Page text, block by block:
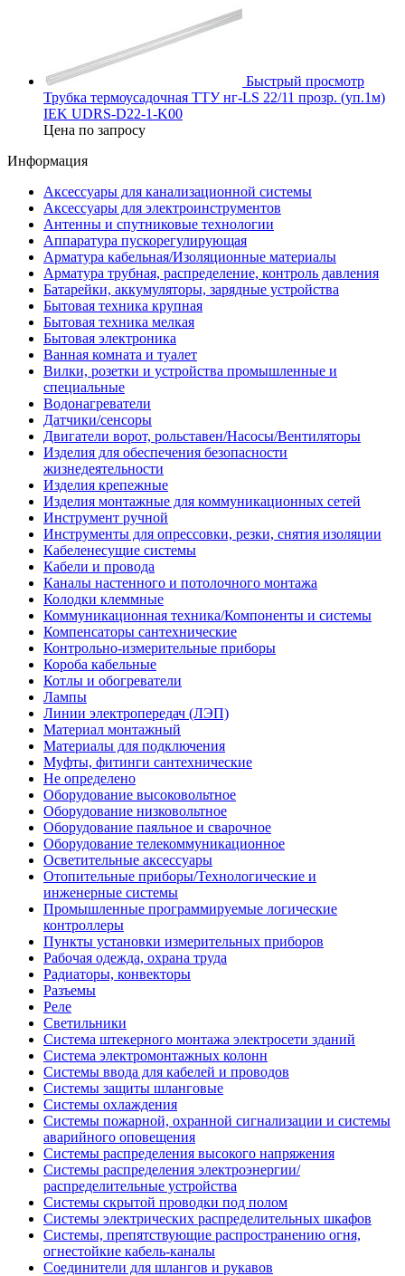
Быстрый просмотр
Трубка термоусадочная ТТУ нг-LS 22/11 прозр. (уп.1м)
IEK UDRS-D22-1-K00
Цена по запросу
Информация
Аксессуары для канализационной системы
Аксессуары для электроинструментов
Антенны и спутниковые технологии
Аппаратура пускорегулирующая
Арматура кабельная/Изоляционные материалы
Арматура трубная, распределение, контроль давления
Батарейки, аккумуляторы, зарядные устройства
Бытовая техника крупная
Бытовая техника мелкая
Бытовая электроника
Ванная комната и туалет
Вилки, розетки и устройства промышленные и
специальные
Водонагреватели
Датчики/сенсоры
Двигатели ворот, рольставен/Насосы/Вентиляторы
Изделия для обеспечения безопасности
жизнедеятельности
Изделия крепежные
Изделия монтажные для коммуникационных сетей
Инструмент ручной
Инструменты для опрессовки, резки, снятия изоляции
Кабеленесущие системы
Кабели и провода
Каналы настенного и потолочного монтажа
Колодки клеммные
Коммуникационная техника/Компоненты и системы
Компенсаторы сантехнические
Контрольно-измерительные приборы
Короба кабельные
Котлы и обогреватели
Лампы
Линии электропередач (ЛЭП)
Материал монтажный
Материалы для подключения
Муфты, фитинги сантехнические
Не определено
Оборудование высоковольтное
Оборудование низковольтное
Оборудование паяльное и сварочное
Оборудование телекоммуникационное
Осветительные аксессуары
Отопительные приборы/Технологические и
инженерные системы
Промышленные программируемые логические
контроллеры
Пункты установки измерительных приборов
Рабочая одежда, охрана труда
Радиаторы, конвекторы
Разъемы
Реле
Светильники
Система штекерного монтажа электросети зданий
Система электромонтажных колонн
Системы ввода для кабелей и проводов
Системы защиты шланговые
Системы охлаждения
Системы пожарной, охранной сигнализации и системы
аварийного оповещения
Системы распределения высокого напряжения
Системы распределения электроэнергии/
распределительные устройства
Системы скрытой проводки под полом
Системы электрических распределительных шкафов
Системы, препятствующие распространению огня,
огнестойкие кабель-каналы
Соединители для шлангов и рукавов